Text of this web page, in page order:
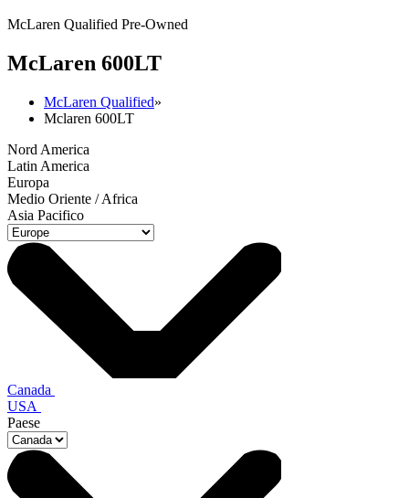
McLaren Qualified Pre-Owned
McLaren 600LT
McLaren Qualified»
Mclaren 600LT
Nord America
Latin America
Europa
Medio Oriente / Africa
Asia Pacifico
Canada
USA
Paese